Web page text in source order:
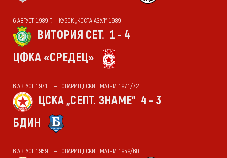
6 АВГУСТ 1989 Г. — КУБОК „КОСТА АЗУЛ“ 1989
ВИТОРИЯ СЕТ. 1 - 4
ЦФКА «СРЕДЕЦ»
6 АВГУСТ 1971 Г. — ТОВАРИЩЕСКИЕ МАТЧИ 1971/72
ЦСКА „СЕПТ. ЗНАМЕ“ 4 - 3
БДИН
6 АВГУСТ 1959 Г. — ТОВАРИЩЕСКИЕ МАТЧИ 1959/60